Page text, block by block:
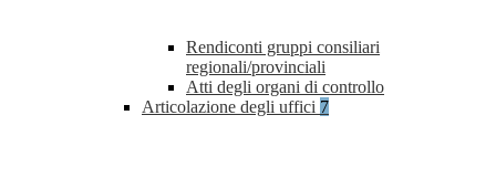
Rendiconti gruppi consiliari
regionali/provinciali
Atti degli organi di controllo
Articolazione degli uffici 7